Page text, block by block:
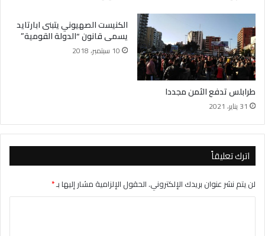
طرابلس تدفع الثمن مجددا
31 يناير، 2021
الكنيست الصهيوني يتبنى ابارتايد
يسمى قانون “الدولة القومية”
10 سبتمبر، 2018
اترك تعليقاً
لن يتم نشر عنوان بريدك الإلكتروني.الحقول الإلزامية مشار إليها بـ*